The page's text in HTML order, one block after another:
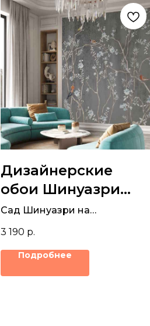
Дизайнерские
обои Шинуазри
серый
Сад Шинуазри на
бетонном фоне – для
гостиной, кухни или спальни
3 190 р.
Подробнее